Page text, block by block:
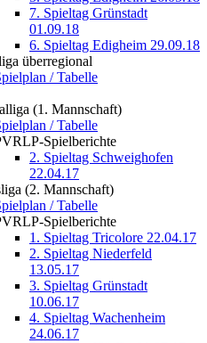
7. Spieltag Grünstadt
01.09.18
6. Spieltag Edigheim 29.09.18
überregional
/ Tabelle
(1. Mannschaft)
/ Tabelle
Spielberichte
2. Spieltag Schweighofen
22.04.17
(2. Mannschaft)
/ Tabelle
Spielberichte
1. Spieltag Tricolore 22.04.17
2. Spieltag Niederfeld
13.05.17
3. Spieltag Grünstadt
10.06.17
4. Spieltag Wachenheim
24.06.17